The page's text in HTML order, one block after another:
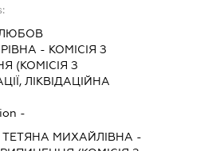
- КОМІСІЯ З
(КОМІСІЯ З
ЛІКВІДАЦІЙНА
-
МИХАЙЛІВНА -